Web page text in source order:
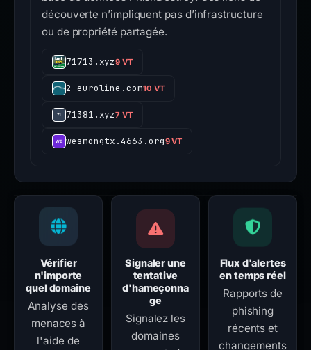
découverte n’impliquent pas d’infrastructure
ou de propriété partagée.
71713.xyz9 VT
2-euroline.com10 VT
71381.xyz7 VT
wesmongtx.4663.org9 VT
Vérifier
n'importe
quel domaine
Analyse des
menaces à
l'aide de
Signaler une
tentative
d'hameçonna
ge
Signalez les
domaines
Flux d'alertes
en temps réel
Rapports de
phishing
récents et
changements